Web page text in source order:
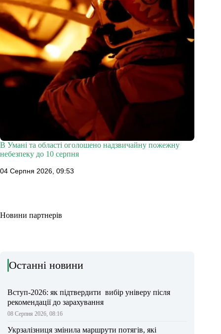
В Умані та області оголошено надзвичайну пожежну
небезпеку до 10 серпня
04 Серпня 2026, 09:53
Новини партнерів
Останні новини
Вступ-2026: як підтвердити вибір універу після
рекомендації до зарахування
08 Серпня 2026, 08:16
Укрзалізниця змінила маршрути потягів, які